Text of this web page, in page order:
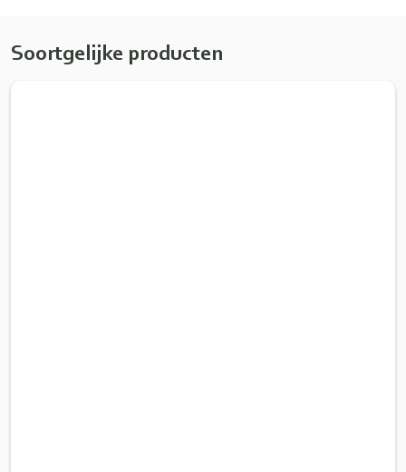
Soortgelijke producten